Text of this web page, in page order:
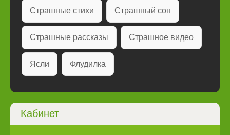
Страшные стихи Страшный сон
Страшные рассказы Страшное видео
Ясли Флудилка
Кабинет